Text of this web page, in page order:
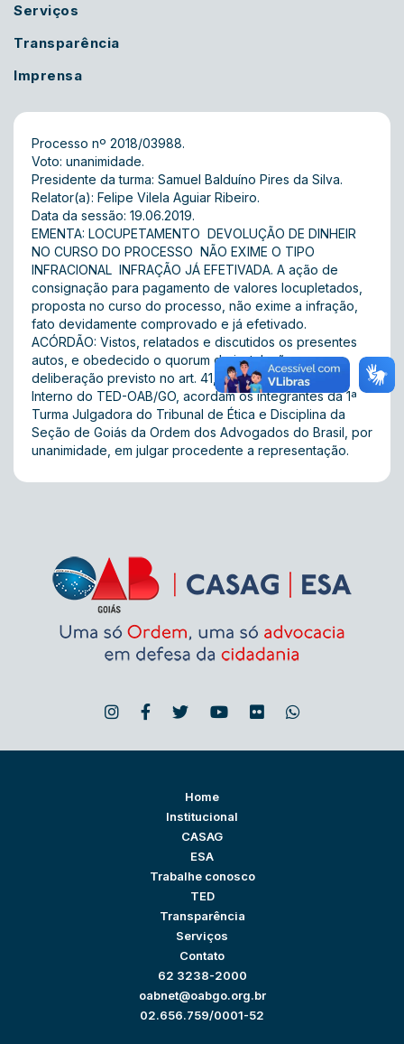
Serviços
Transparência
Imprensa
Processo nº 2018/03988.
Voto: unanimidade.
Presidente da turma: Samuel Balduíno Pires da Silva.
Relator(a): Felipe Vilela Aguiar Ribeiro.
Data da sessão: 19.06.2019.
EMENTA: LOCUPETAMENTO  DEVOLUÇÃO DE DINHEIR
NO CURSO DO PROCESSO  NÃO EXIME O TIPO
INFRACIONAL  INFRAÇÃO JÁ EFETIVADA. A ação de
consignação para pagamento de valores locupletados,
proposta no curso do processo, não exime a infração,
fato devidamente comprovado e já efetivado.
ACÓRDÃO: Vistos, relatados e discutidos os presentes
autos, e obedecido o quorum de instalação e
deliberação previsto no art. 41, § 2º, do Regimento
Interno do TED-OAB/GO, acordam os integrantes da 1ª
Turma Julgadora do Tribunal de Ética e Disciplina da
Seção de Goiás da Ordem dos Advogados do Brasil, por
unanimidade, em julgar procedente a representação.
Home
Institucional
CASAG
ESA
Trabalhe conosco
TED
Transparência
Serviços
Contato
62 3238-2000
oabnet@oabgo.org.br
02.656.759/0001-52